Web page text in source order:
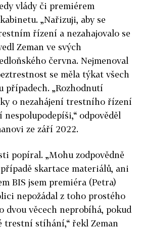
vlády či premiérem
„Nařizuji, aby se
řízení a nezahajovalo se
Zeman ve svých
června. Nejmenoval
se měla týkat všech
případech. „Rozhodnutí
o nezahájení trestního řízení
odpověděl
ze září 2022.
popíral. „Mohu zodpovědně
skartace materiálů, ani
BIS jsem premiéra (Petra)
nepožádal z toho prostého
dvou věcech neprobíhá, pokud
trestní stíhání,“ řekl Zeman